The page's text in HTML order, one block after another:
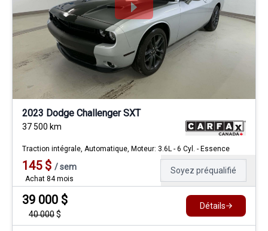
2023 Dodge Challenger SXT
37 500 km
Traction intégrale, Automatique, Moteur: 3.6L - 6 Cyl. - Essence
145$ /sem
Achat 84 mois
Soyez préqualifié
39 000 $
40 000$
Détails